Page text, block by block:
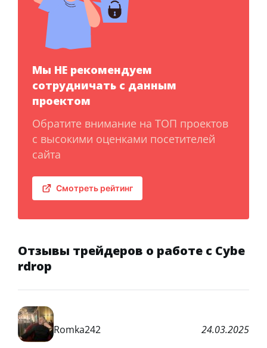
Мы НЕ рекомендуем
сотрудничать с данным
проектом
Обратите внимание на ТОП проектов
с высокими оценками посетителей
сайта
Смотреть рейтинг
Отзывы трейдеров о работе с Cybe
rdrop
Romka242 24.03.2025